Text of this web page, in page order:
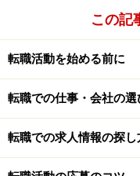
具体的にどんな資格
グされやすいのでし
い。
この記
転職活動を始める前に
転職での仕事・会社の選
転職での求人情報の探し